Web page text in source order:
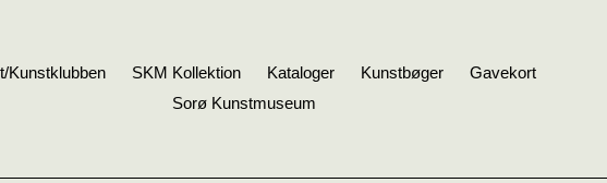
Kunstklubben SKM Kollektion Kataloger Kunstbøger
Gavekort
Sorø Kunstmuseum